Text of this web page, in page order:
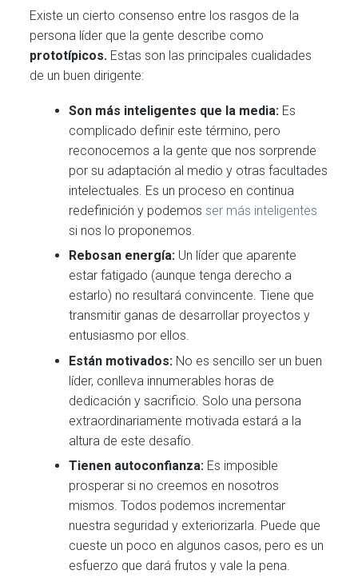
Existe un cierto consenso entre los rasgos de la
persona líder que la gente describe como
prototípicos. Estas son las principales cualidades
de un buen dirigente:
Son más inteligentes que la media: Es
complicado definir este término, pero
reconocemos a la gente que nos sorprende
por su adaptación al medio y otras facultades
intelectuales. Es un proceso en continua
redefinición y podemos ser más inteligentes
si nos lo proponemos.
Rebosan energía: Un líder que aparente
estar fatigado (aunque tenga derecho a
estarlo) no resultará convincente. Tiene que
transmitir ganas de desarrollar proyectos y
entusiasmo por ellos.
Están motivados: No es sencillo ser un buen
líder, conlleva innumerables horas de
dedicación y sacrificio. Solo una persona
extraordinariamente motivada estará a la
altura de este desafío.
Tienen autoconfianza: Es imposible
prosperar si no creemos en nosotros
mismos. Todos podemos incrementar
nuestra seguridad y exteriorizarla. Puede que
cueste un poco en algunos casos, pero es un
esfuerzo que dará frutos y vale la pena.